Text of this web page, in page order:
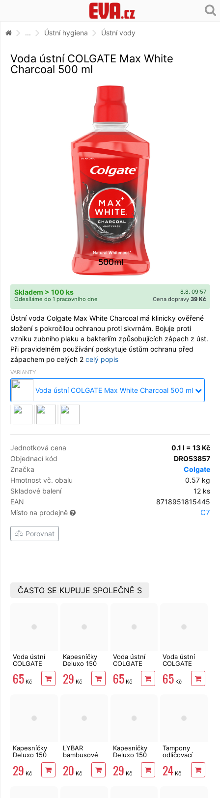
... Ústní hygiena Ústní vody
Voda ústní COLGATE Max White
Charcoal 500 ml
8.8. 09:57
Skladem > 100 ks
Cena dopravy 39 Kč
Odesíláme do 1 pracovního dne
Ústní voda Colgate Max White Charcoal má klinicky ověřené
složení s pokročilou ochranou proti skvrnám. Bojuje proti
vzniku zubního plaku a bakteriím způsobujících zápach z úst.
Při pravidelném používání poskytuje ústům ochranu před
zápachem po celých 2 celý popis
VARIANTY
Voda ústní COLGATE Max White Charcoal 500 ml
Jednotková cena
0.1 l = 13 Kč
Objednací kód
DRO53857
Značka
Colgate
Hmotnost vč. obalu
0.57 kg
Skladové balení
12 ks
EAN
8718951815445
Místo na prodejně
C7
Porovnat
ČASTO SE KUPUJE SPOLEČNĚ S
Voda ústní
COLGATE
Max White
Purple Reveal
500 ml
65 Kč
Kapesníčky
Deluxo 150
ks 3vrstvé v
krabičce,
šedé květy
29 Kč
Voda ústní
COLGATE
Mint 500 ml
65Kč
Voda ústní
COLGATE
Mint 500 ml
65 Kč
Kapesníčky
Deluxo 150
ks 3vrstvé v
krabičce,
černá kůže
29 Kč
LYBAR
bambusové
tyčinky 200
ks
20 Kč
Kapesníčky
Deluxo 150
ks 3vrstvé v
krabičce,
zvířátka
29 Kč
Tampony
odličovací
LINTEO 120
ks
24 Kč